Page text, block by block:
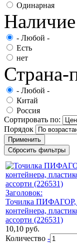
Одинарная
- Любой -
Есть
нет
Страна-
- Любой -
Китай
Россия
Сортировать по:
Порядок
Заголовок:
Точилка ПИФАГОР,
контейнера,
ассорти (226531)
10,10 руб.
Количество -